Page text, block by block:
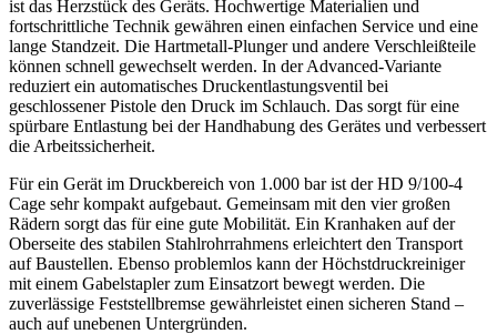
ist das Herzstück des Geräts. Hochwertige Materialien und
fortschrittliche Technik gewähren einen einfachen Service und eine
lange Standzeit. Die Hartmetall-Plunger und andere Verschleißteile
können schnell gewechselt werden. In der Advanced-Variante
reduziert ein automatisches Druckentlastungsventil bei
geschlossener Pistole den Druck im Schlauch. Das sorgt für eine
spürbare Entlastung bei der Handhabung des Gerätes und verbessert
die Arbeitssicherheit.
Für ein Gerät im Druckbereich von 1.000 bar ist der HD 9/100-4
Cage sehr kompakt aufgebaut. Gemeinsam mit den vier großen
Rädern sorgt das für eine gute Mobilität. Ein Kranhaken auf der
Oberseite des stabilen Stahlrohrrahmens erleichtert den Transport
auf Baustellen. Ebenso problemlos kann der Höchstdruckreiniger
mit einem Gabelstapler zum Einsatzort bewegt werden. Die
zuverlässige Feststellbremse gewährleistet einen sicheren Stand –
auch auf unebenen Untergründen.